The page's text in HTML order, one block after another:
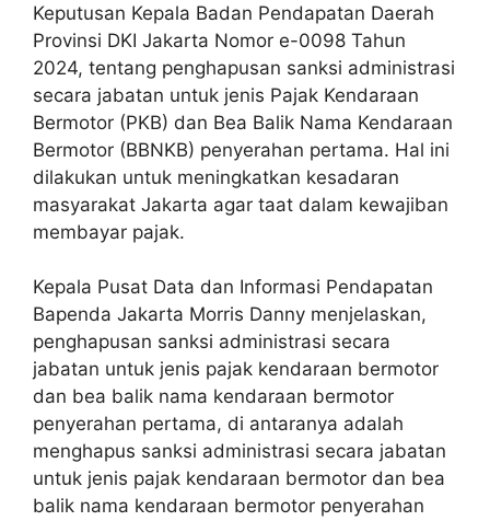
Keputusan Kepala Badan Pendapatan Daerah
Provinsi DKI Jakarta Nomor e-0098 Tahun
2024, tentang penghapusan sanksi administrasi
secara jabatan untuk jenis Pajak Kendaraan
Bermotor (PKB) dan Bea Balik Nama Kendaraan
Bermotor (BBNKB) penyerahan pertama. Hal ini
dilakukan untuk meningkatkan kesadaran
masyarakat Jakarta agar taat dalam kewajiban
membayar pajak.
Kepala Pusat Data dan Informasi Pendapatan
Bapenda Jakarta Morris Danny menjelaskan,
penghapusan sanksi administrasi secara
jabatan untuk jenis pajak kendaraan bermotor
dan bea balik nama kendaraan bermotor
penyerahan pertama, di antaranya adalah
menghapus sanksi administrasi secara jabatan
untuk jenis pajak kendaraan bermotor dan bea
balik nama kendaraan bermotor penyerahan